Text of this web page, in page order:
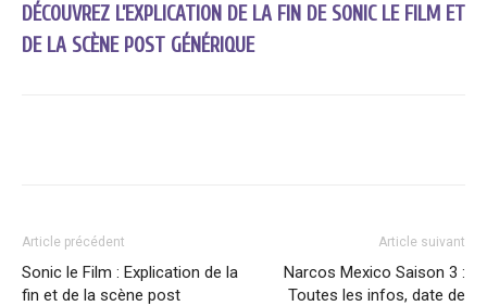
DÉCOUVREZ L’EXPLICATION DE LA FIN DE SONIC LE FILM ET
DE LA SCÈNE POST GÉNÉRIQUE
Article précédent
Sonic le Film : Explication de la
fin et de la scène post
Article suivant
Narcos Mexico Saison 3 :
Toutes les infos, date de